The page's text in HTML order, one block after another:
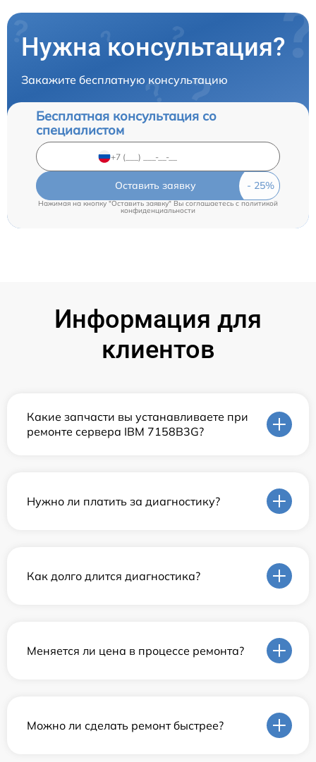
Нужна консультация?
Закажите бесплатную консультацию
Бесплатная консультация со
специалистом
Оставить заявку
Нажимая на кнопку "Оставить заявку" Вы соглашаетесь c политикой
конфиденциальности
Информация для
клиентов
Какие запчасти вы устанавливаете при
ремонте сервера IBM 7158B3G?
Нужно ли платить за диагностику?
Как долго длится диагностика?
Меняется ли цена в процессе ремонта?
Можно ли сделать ремонт быстрее?